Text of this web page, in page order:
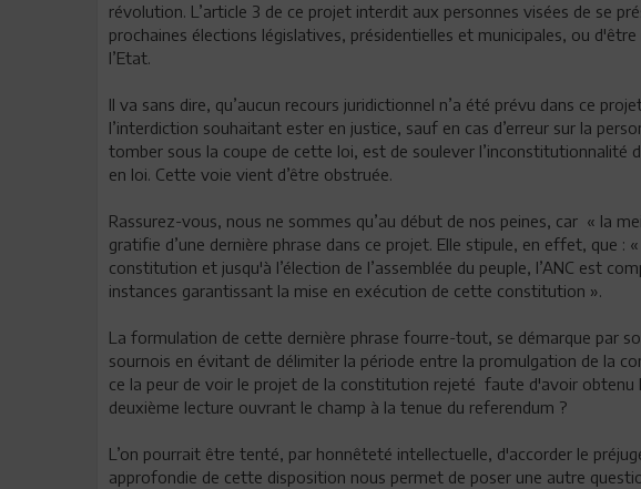
révolution. L’article 3 de ce projet interdit aux personnes visées de se
prochaines élections législatives, présidentielles et municipales, ou
l’Etat.
Il va sans dire, qu’aucun recours juridictionnel n’a été prévu dans ce
l’interdiction souhaitant ester en justice, sauf en cas d’erreur sur la
tomber sous la coupe de cette loi, est de soulever l’inconstitutionnalité
en loi. Cette voie vient d’être obstruée.
Rassurez-vous, nous ne sommes qu’au début de nos peines, car « la
gratifie d’une dernière phrase dans ce projet. Elle stipule, en effet, que :
constitution et jusqu'à l’élection de l’assemblée du peuple, l’ANC est
instances garantissant la mise en exécution de cette constitution ».
La formulation de cette dernière phrase fourre-tout, se démarque par
sournois en évitant de délimiter la période entre la promulgation de la
ce la peur de voir le projet de la constitution rejeté faute d'avoir obtenu
deuxième lecture ouvrant le champ à la tenue du referendum ?
L’on pourrait être tenté, par honnêteté intellectuelle, d'accorder le
approfondie de cette disposition nous permet de poser une autre